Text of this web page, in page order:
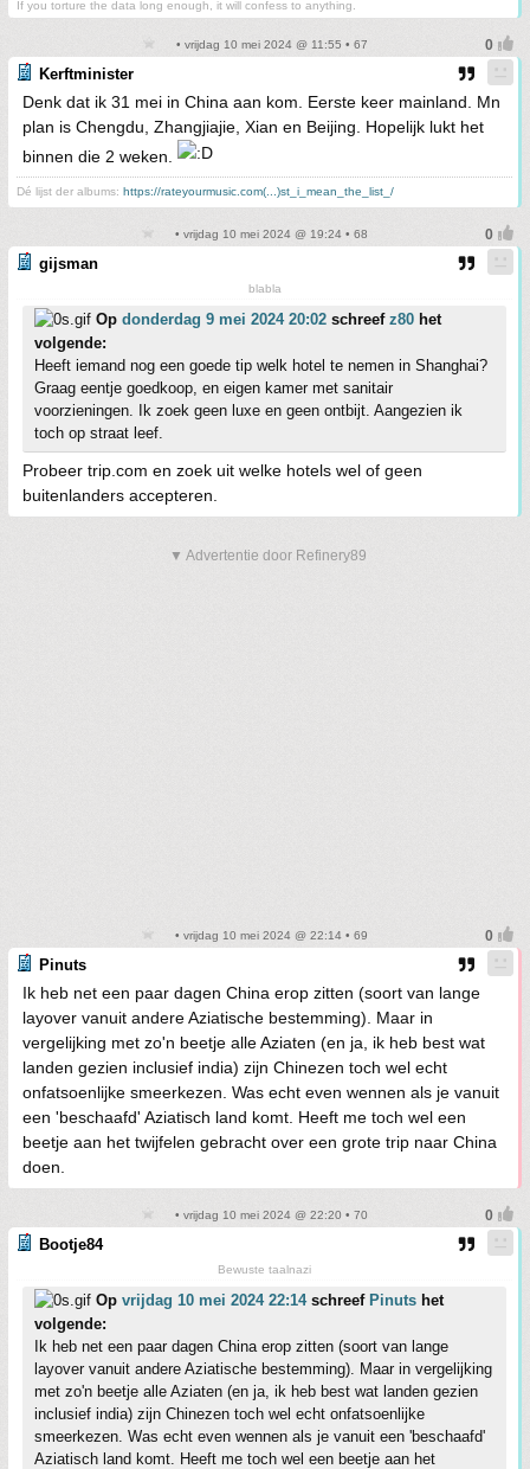
If you torture the data long enough, it will confess to anything.
• vrijdag 10 mei 2024 @ 11:55 • 67
Kerftminister
Denk dat ik 31 mei in China aan kom. Eerste keer mainland. Mn
plan is Chengdu, Zhangjiajie, Xian en Beijing. Hopelijk lukt het
binnen die 2 weken.
Dé lijst der albums: https://rateyourmusic.com(...)st_i_mean_the_list_/
• vrijdag 10 mei 2024 @ 19:24 • 68
gijsman
blabla
Op donderdag 9 mei 2024 20:02 schreef z80 het
volgende:
Heeft iemand nog een goede tip welk hotel te nemen in Shanghai?
Graag eentje goedkoop, en eigen kamer met sanitair
voorzieningen. Ik zoek geen luxe en geen ontbijt. Aangezien ik
toch op straat leef.
Probeer trip.com en zoek uit welke hotels wel of geen
buitenlanders accepteren.
▼ Advertentie door Refinery89
• vrijdag 10 mei 2024 @ 22:14 • 69
Pinuts
Ik heb net een paar dagen China erop zitten (soort van lange
layover vanuit andere Aziatische bestemming). Maar in
vergelijking met zo'n beetje alle Aziaten (en ja, ik heb best wat
landen gezien inclusief india) zijn Chinezen toch wel echt
onfatsoenlijke smeerkezen. Was echt even wennen als je vanuit
een 'beschaafd' Aziatisch land komt. Heeft me toch wel een
beetje aan het twijfelen gebracht over een grote trip naar China
doen.
• vrijdag 10 mei 2024 @ 22:20 • 70
Bootje84
Bewuste taalnazi
Op vrijdag 10 mei 2024 22:14schreef Pinuts het
volgende:
Ik heb net een paar dagen China erop zitten (soort van lange
layover vanuit andere Aziatische bestemming). Maar in vergelijking
met zo'n beetje alle Aziaten (en ja, ik heb best wat landen gezien
inclusief india) zijn Chinezen toch wel echt onfatsoenlijke
smeerkezen. Was echt even wennen als je vanuit een 'beschaafd'
Aziatisch land komt. Heeft me toch wel een beetje aan het